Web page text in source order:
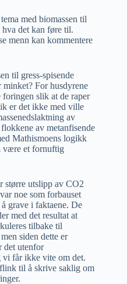
med biomassen til
det kan føre til.
menn kan kommentere
til gress-spisende
For husdyrene
foringen slik at de raper
er det ikke med ville
av
av metanfisende
Mathismoens logikk
være et fornuftig
større utslipp av CO2
noe som forbauset
grave i faktaene. De
med det resultat at
tilbake til
siden dette er
det utenfor
vi får ikke vite om det.
til å skrive saklig om